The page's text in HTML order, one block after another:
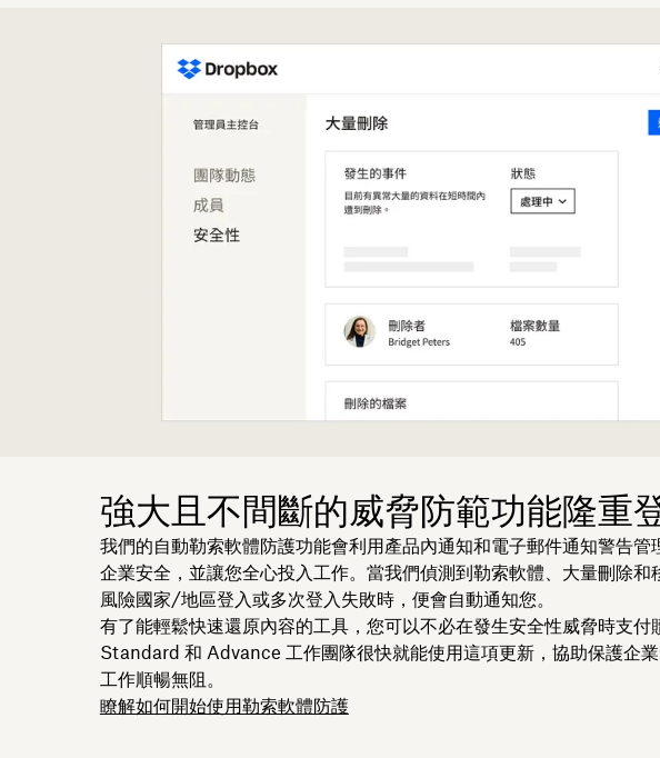
強大且不間斷的威脅防範功能隆重
我們的自動勒索軟體防護功能會利用產品內通知和電子郵件通知警告管
企業安全，並讓您全心投入工作。當我們偵測到勒索軟體、大量刪除和
風險國家/地區登入或多次登入失敗時，便會自動通知您。
有了能輕鬆快速還原內容的工具，您可以不必在發生安全性威脅時支
Standard 和 Advance 工作團隊很快就能使用這項更新，協助保護企
工作順暢無阻。
瞭解如何開始使用勒索軟體防護